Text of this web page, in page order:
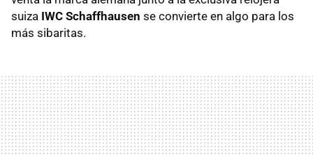
suiza IWC Schaffhausen se convierte en algo para los
más sibaritas.